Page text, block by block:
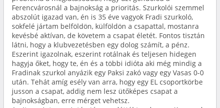
Ferencvárosnál a bajnokság a prioritás. Szurkolói szemmel
abszolút igazad van, én is 35 éve vagyok Fradi szurkoló,
sokfelé jártam belföldön, külföldön a csapattal, mostanra
kevésbé aktívan, de követem a csapat életét. Fontos tisztán
látni, hogy a klubvezetésben egy dolog számít, a pénz.
Eszerint igazolnak, eszerint rotálnak és teljesen hidegen
hagyja őket, hogy te, én és a többi idióta aki még mindig a
Fradinak szurkol anyázik egy Paksi zakó vagy egy Vasas 0-0
után. Tehát amíg esély van arra, hogy egy EL csoportkörbe
jusson a csapat, addig nem lesz ütőképes csapat a
bajnokságban, erre mérget vehetsz.